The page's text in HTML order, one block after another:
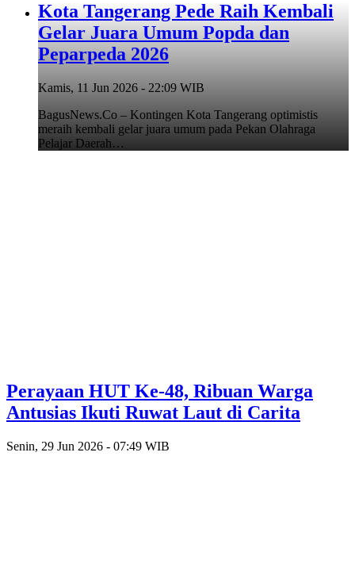
Kota Tangerang Pede Raih Kembali
Gelar Juara Umum Popda dan
Peparpeda 2026
Kamis, 11 Jun 2026 - 22:09 WIB
BagusNews.Co – Kontingen Kota Tangerang optimistis
meraih kembali gelar juara umum pada Pekan Olahraga
Pelajar Daerah…
Perayaan HUT Ke-48, Ribuan Warga
Antusias Ikuti Ruwat Laut di Carita
Senin, 29 Jun 2026 - 07:49 WIB